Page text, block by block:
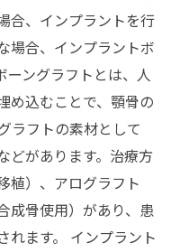
合、インプラントを行
場合、インプラントボ
ーングラフトとは、人
め込むことで、顎骨の
ラフトの素材として
どがあります。治療方
植）、アログラフト
成骨使用）があり、患
れます。 インプラント